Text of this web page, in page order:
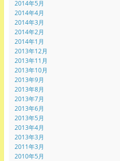
2014年5月
2014年4月
2014年3月
2014年2月
2014年1月
2013年12月
2013年11月
2013年10月
2013年9月
2013年8月
2013年7月
2013年6月
2013年5月
2013年4月
2013年3月
2011年3月
2010年5月